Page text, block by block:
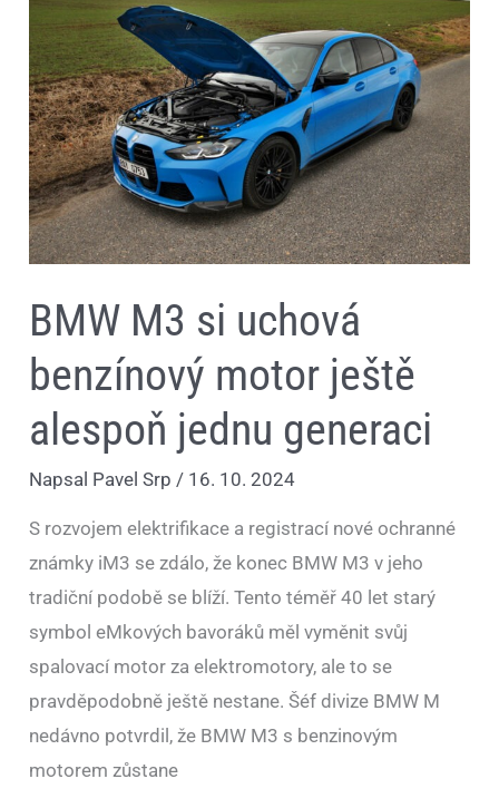
BMW M3 si uchová
benzínový motor ještě
alespoň jednu generaci
Napsal Pavel Srp / 16. 10. 2024
S rozvojem elektrifikace a registrací nové ochranné
známky iM3 se zdálo, že konec BMW M3 v jeho
tradiční podobě se blíží. Tento téměř 40 let starý
symbol eMkových bavoráků měl vyměnit svůj
spalovací motor za elektromotory, ale to se
pravděpodobně ještě nestane. Šéf divize BMW M
nedávno potvrdil, že BMW M3 s benzinovým
motorem zůstane
uchová
benzínový
motor
ještě
alespoň
jednu
generaci